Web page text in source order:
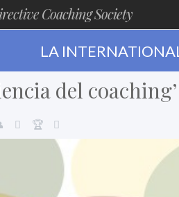
Coaching Society
LA
del coaching’